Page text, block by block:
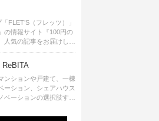
ど、賃貸でも自分らしい
ためのヒントをお届けし
FLET’S（フレッツ）」
の情報サイト『100円の
人気の記事をお届けしま
ンションや戸建て、一棟
ーション、シェアハウス
ベーションの選択肢すべ
ースなど、「住む」だけ